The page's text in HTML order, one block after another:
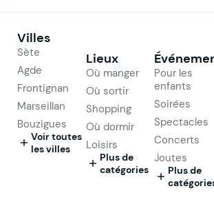
Villes
Sète
Agde
Frontignan
Marseillan
Bouzigues
Voir toutes
les villes
Lieux
Où manger
Où sortir
Shopping
Où dormir
Loisirs
Plus de
catégories
Pour les
enfants
Soirées
Spectacles
Concerts
Joutes
Plus de